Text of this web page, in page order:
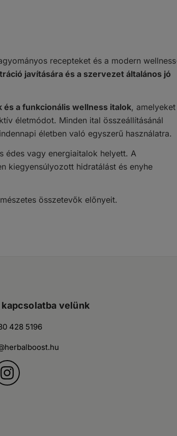
recepteket és a modern
javítására és a szervezet általános jó
a funkcionális wellness italok, amelyeket
életmódot. Minden ital összeállításánál
életben való egyszerű használatra.
édes vagy energiaitalok helyett. A
kiegyensúlyozott hidratálást és enyhe
összetevők előnyeit.
kapcsolatba velünk
428 5196